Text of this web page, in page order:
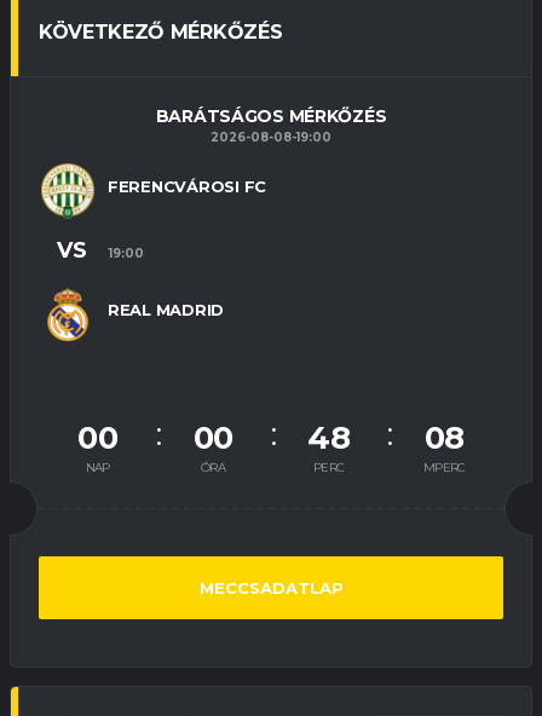
KÖVETKEZŐ MÉRKŐZÉS
BARÁTSÁGOS MÉRKŐZÉS
2026-08-08-19:00
FERENCVÁROSI FC
REAL MADRID
VS 19:00
00
NAP
00
ÓRA
48
PERC
07
MPERC
MECCSADATLAP